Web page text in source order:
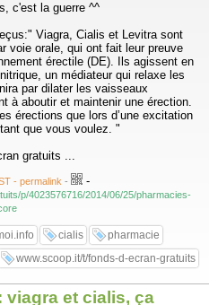
c'est la guerre ^^
Viagra, Cialis et Levitra sont
voie orale, qui ont fait leur preuve
érectile (DE). Ils agissent en
un médiateur qui relaxe les
par dilater les vaisseaux
à aboutir et maintenir une érection.
érections que lors d’une excitation
que vous voulez. "
gratuits ...
- permalink - -
p/4023576716/2014/06/25/pharmacies-
cialis
pharmacie
www.scoop.it/t/fonds-d-ecran-gratuits
viagra et cialis, ça